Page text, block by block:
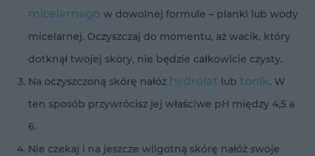
micelarnego w dowolnej formule – pianki lub wody
micelarnej. Oczyszczaj do momentu, aż wacik, który
dotknął twojej skóry, nie będzie całkowicie czysty.
Na oczyszczoną skórę nałóż hydrolat lub tonik. W
ten sposób przywrócisz jej właściwe pH między 4,5 a
6.
Nie czekaj i na jeszcze wilgotną skórę nałóż swoje